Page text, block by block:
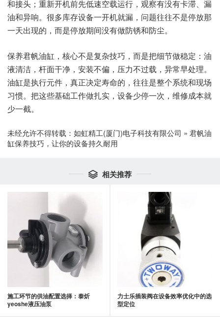
和接头；重新开机前先低速空载运行，观察有没有卡滞、漏
油和异响。很多库存设备一开机就漏，问题往往不是停放那
一天出现的，而是停放期间没有做防锈和防尘。
保养君帆油缸，核心不是复杂技巧，而是把细节做稳定：油
液清洁，杆面干净，安装不偏，压力不过载，异常早处理。
油缸是执行元件，真正决定寿命的，往往是整个系统和现场
习惯。把这些基础工作做扎实，设备少停一次，维修成本就
少一截。
未经允许不得转载： 如虹精工(厦门)电子科技有限公司 » 君帆油
缸保养技巧，让你的设备持久耐用
 相关推荐
施工环节的供油配置选择：泰炘
yeoshe液压油泵
力士乐插装阀在设备效率优化中的选
型定位